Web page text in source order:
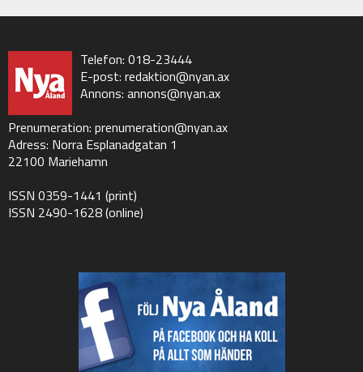
Telefon: 018-23444
E-post: redaktion@nyan.ax
Annons: annons@nyan.ax
Prenumeration: prenumeration@nyan.ax
Adress: Norra Esplanadgatan 1
22100 Mariehamn
ISSN 0359-1441 (print)
ISSN 2490-1628 (online)